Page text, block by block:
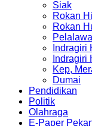
Siak
Rokan
Rokan
Indragiri
Indragiri
Kep,
Dumai
Pendidikan
Politik
Olahraga
E-Paper